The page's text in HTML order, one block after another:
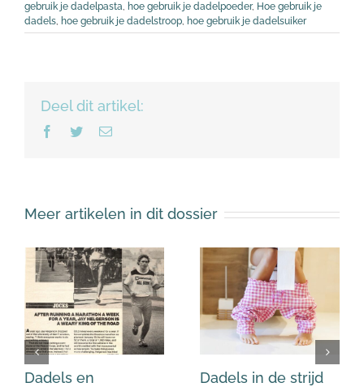
gebruik je dadelpasta, hoe gebruik je dadelpoeder, Hoe gebruik je
dadels, hoe gebruik je dadelstroop, hoe gebruik je dadelsuiker
Deel dit artikel:
Facebook
TwitterE-
Meer artikelen in dit dossier
Dadels en
Dadels in de strijd